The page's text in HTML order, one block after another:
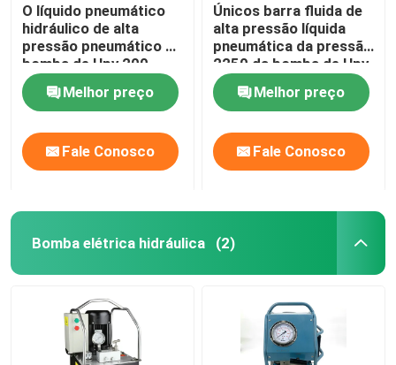
O líquido pneumático
hidráulico de alta
pressão pneumático da
bomba de Hpv 200
bombeia a barra 1974
Melhor preço
Fale Conosco
Únicos barra fluida de
alta pressão líquida
pneumática da pressão
2250 da bomba de Hpv
150
Melhor preço
Fale Conosco
Bomba elétrica hidráulica (2)